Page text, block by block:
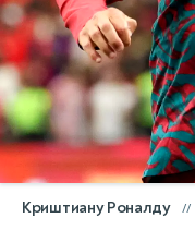
Криштиану Роналду